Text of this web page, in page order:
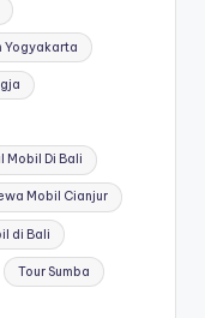
Yogyakarta
Mobil Di Bali
Mobil Cianjur
di Bali
Tour Sumba